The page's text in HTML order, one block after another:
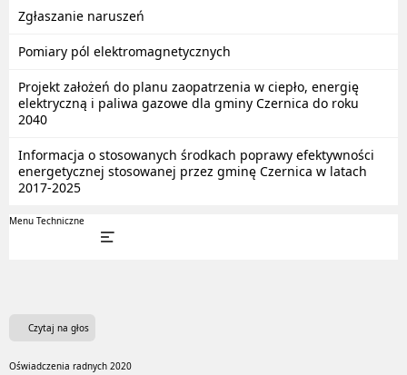
Zgłaszanie naruszeń
Pomiary pól elektromagnetycznych
Projekt założeń do planu zaopatrzenia w ciepło, energię
elektryczną i paliwa gazowe dla gminy Czernica do roku
2040
Informacja o stosowanych środkach poprawy efektywności
energetycznej stosowanej przez gminę Czernica w latach
2017-2025
Menu Techniczne
Czytaj na głos
Oświadczenia radnych 2020